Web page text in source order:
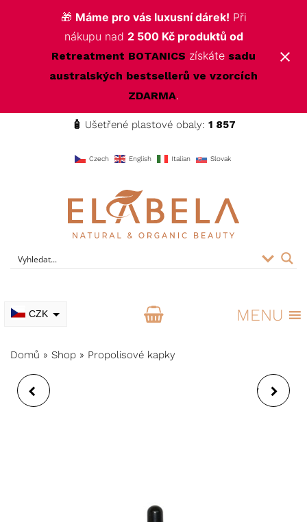
🎁 Máme pro vás luxusní dárek! Při
nákupu nad 2 500 Kč produktů od
Retreatment BOTANICS získáte sadu
australských bestsellerů ve vzorcích
ZDARMA.
🧴 Ušetřené plastové obaly: 1 857
Czech English Italian Slovak
ELABELA Beauty Kvalitní kosmetika pro vás
CZK MENU
Domů » Shop » Propolisové kapky
INTENZIVNÍ VÝŽIVNÝ